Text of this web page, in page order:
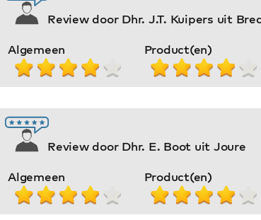
Review door Dhr. J.T. Kuipers uit
Algemeen Product(en)
Review door Dhr. E. Boot uit Joure
Algemeen Product(en)